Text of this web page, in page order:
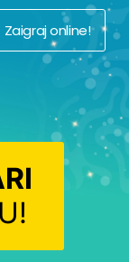
Zaigraj online!